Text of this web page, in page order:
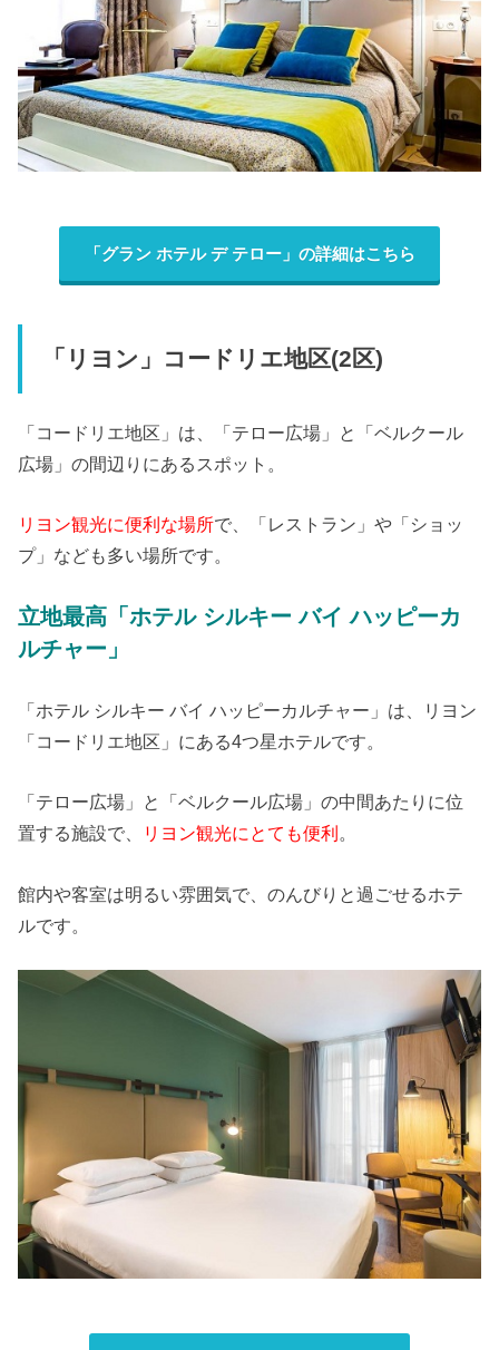
「グラン ホテル デ テロー」の詳細はこちら
「リヨン」コードリエ地区(2区)
「コードリエ地区」は、「テロー広場」と「ベルクール
広場」の間辺りにあるスポット。
リヨン観光に便利な場所で、「レストラン」や「ショッ
プ」なども多い場所です。
立地最高「ホテル シルキー バイ ハッピーカ
ルチャー」
「ホテル シルキー バイ ハッピーカルチャー」は、リヨン
「コードリエ地区」にある4つ星ホテルです。
「テロー広場」と「ベルクール広場」の中間あたりに位
置する施設で、
リヨン観光にとても便利 。
館内や客室は明るい雰囲気で、のんびりと過ごせるホテ
ルです。